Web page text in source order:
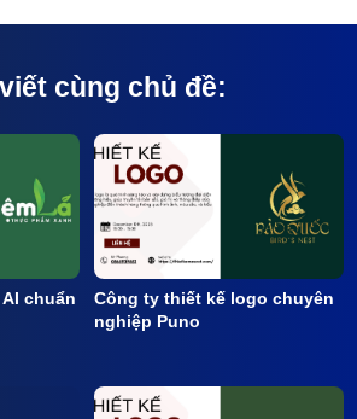
cùng chủ đề:
chuẩn
Công ty thiết kế logo chuyên
nghiệp Puno